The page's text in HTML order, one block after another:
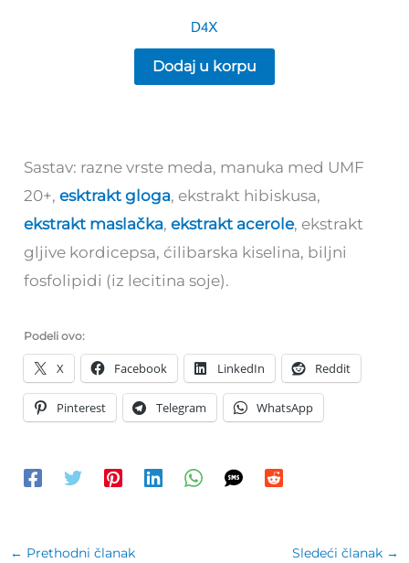
D4X
Dodaj u korpu
Sastav: razne vrste meda, manuka med UMF
20+,esktrakt gloga, ekstrakt hibiskusa,
ekstrakt maslačka,ekstrakt acerole, ekstrakt
gljive kordicepsa, ćilibarska kiselina, biljni
fosfolipidi (iz lecitina soje).
Podeli ovo:
X Facebook LinkedIn Reddit
Pinterest Telegram WhatsApp
← Prethodni članak Sledeći članak →